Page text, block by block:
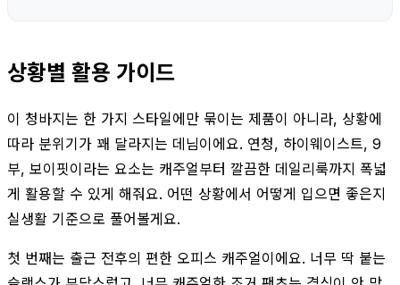
상황별 활용 가이드
이 청바지는 한 가지 스타일에만 묶이는 제품이 아니라, 상황에
따라 분위기가 꽤 달라지는 데님이에요. 연청, 하이웨이스트, 9
부, 보이핏이라는 요소는 캐주얼부터 깔끔한 데일리룩까지 폭넓
게 활용할 수 있게 해줘요. 어떤 상황에서 어떻게 입으면 좋은지
실생활 기준으로 풀어볼게요.
첫 번째는 출근 전후의 편한 오피스 캐주얼이에요. 너무 딱 붙는